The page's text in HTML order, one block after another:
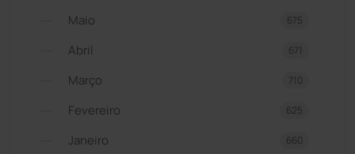
Maio 675
Abril 671
Março 710
Fevereiro 625
Janeiro 660